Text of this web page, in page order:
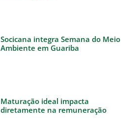
Socicana integra Semana do Meio
Ambiente em Guariba
Maturação ideal impacta
diretamente na remuneração